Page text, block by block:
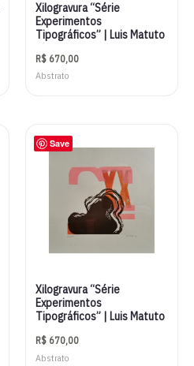
Xilogravura “Série
Experimentos
Tipográficos” | Luis Matuto
R$ 670,00
Abstrato
Save
Xilogravura “Série
Experimentos
Tipográficos” | Luis Matuto
R$ 670,00
Abstrato